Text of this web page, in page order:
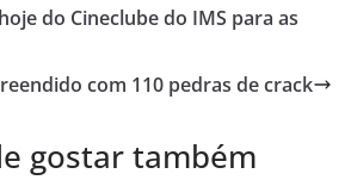
do Cineclube do IMS para as
com 110 pedras de crack
gostar também